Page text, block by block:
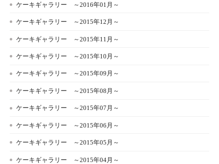
ケーキギャラリー ～2016年01月～
ケーキギャラリー ～2015年12月～
ケーキギャラリー ～2015年11月～
ケーキギャラリー ～2015年10月～
ケーキギャラリー ～2015年09月～
ケーキギャラリー ～2015年08月～
ケーキギャラリー ～2015年07月～
ケーキギャラリー ～2015年06月～
ケーキギャラリー ～2015年05月～
ケーキギャラリー ～2015年04月～